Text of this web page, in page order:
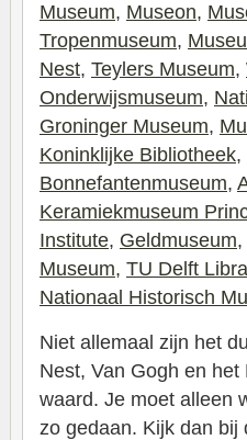
Museum, Museon,
Tropenmuseum,
Nest, Teylers Museum,
Onderwijsmuseum,
Groninger Museum,
Koninklijke Bibliotheek,
Bonnefantenmuseum,
Keramiekmuseum
Institute, Geldmuseum,
Museum, TU Delft
Nationaal Historisch
Niet allemaal zijn het
Nest, Van Gogh en
waard. Je moet alleen
zo gedaan. Kijk dan bij